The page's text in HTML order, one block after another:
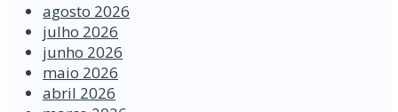
agosto 2026
julho 2026
junho 2026
maio 2026
abril 2026